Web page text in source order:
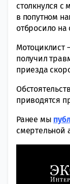
столкнулся с
в попутном
отбросило
Мотоциклист
получил
приезда
приводятся
Ранее мы
смертельной